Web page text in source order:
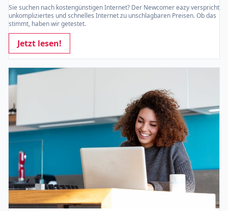
Sie suchen nach kostengünstigen Internet? Der Newcomer eazy verspricht
unkompliziertes und schnelles Internet zu unschlagbaren Preisen. Ob das
stimmt, haben wir getestet.
Jetzt lesen!